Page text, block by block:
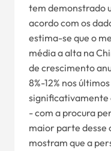
tem demonstrado
acordo com os
estima-se que o
média a alta na
de crescimento
8%-12% nos
significativamente
- com a procura
maior parte desse
mostram que a